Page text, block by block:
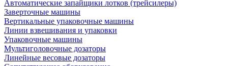
Автоматические запайщики лотков (трейсилеры)
Заверточные машины
Вертикальные упаковочные машины
Линии взвешивания и упаковки
Упаковочные машины
Мультиголовочные дозаторы
Линейные весовые дозаторы